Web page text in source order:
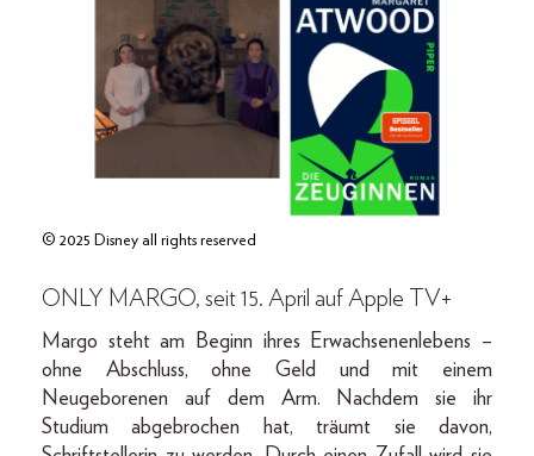
© 2025 Disney all rights reserved
ONLY MARGO, seit 15. April auf Apple TV+
Margo steht am Beginn ihres Erwachsenenlebens –
ohne Abschluss, ohne Geld und mit einem
Neugeborenen auf dem Arm. Nachdem sie ihr
Studium abgebrochen hat, träumt sie davon,